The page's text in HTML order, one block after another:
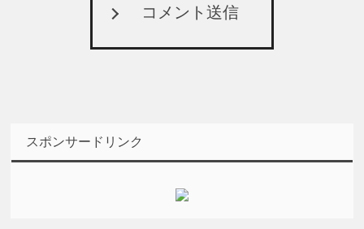
コメント送信
スポンサードリンク